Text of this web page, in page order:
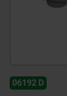
06192 D